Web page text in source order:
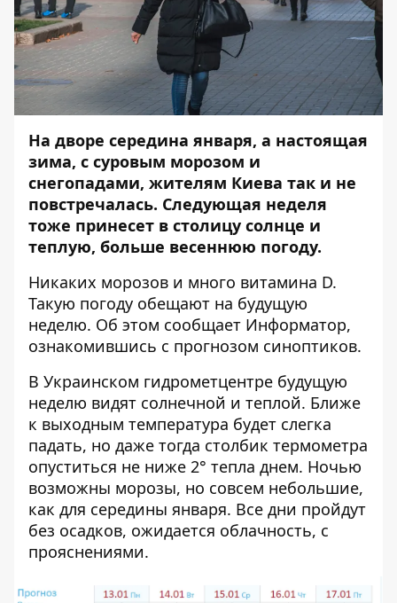
На дворе середина января, а настоящая
зима, с суровым морозом и
снегопадами, жителям Киева так и не
повстречалась. Следующая неделя
тоже принесет в столицу солнце и
теплую, больше весеннюю погоду.
Никаких морозов и много витамина D.
Такую погоду обещают на будущую
неделю. Об этом сообщает Информатор,
ознакомившись с прогнозом синоптиков.
В Украинском гидрометцентре будущую
неделю видят солнечной и теплой. Ближе
к выходным температура будет слегка
падать, но даже тогда столбик термометра
опуститься не ниже 2° тепла днем. Ночью
возможны морозы, но совсем небольшие,
как для середины января. Все дни пройдут
без осадков, ожидается облачность, с
прояснениями.